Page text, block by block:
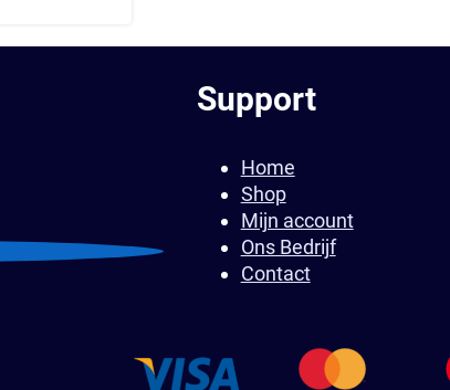
Support
Home
Shop
Mijn account
Ons Bedrijf
Contact